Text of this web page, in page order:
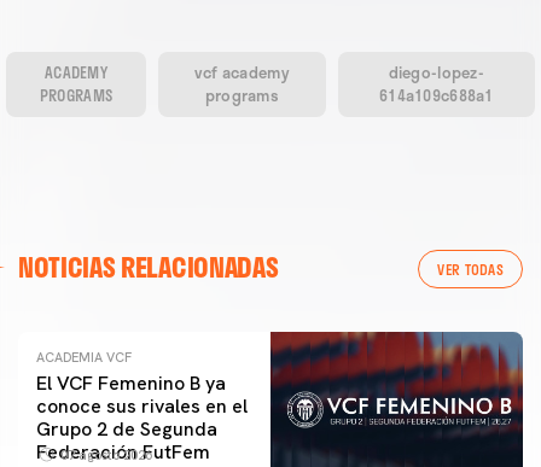
ACADEMY
PROGRAMS
vcf academy
programs
diego-lopez-
614a109c688a1
NOTICIAS RELACIONADAS VER TODAS
ACADEMIA VCF
El VCF Femenino B ya
conoce sus rivales en el
Grupo 2 de Segunda
Federación FutFem
07 agosto 2026